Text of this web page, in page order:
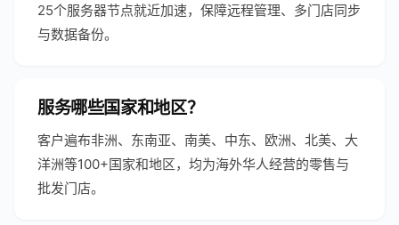
25个服务器节点就近加速，保障远程管理、多门店同步
与数据备份。
服务哪些国家和地区？
客户遍布非洲、东南亚、南美、中东、欧洲、北美、大
洋洲等100+国家和地区，均为海外华人经营的零售与
批发门店。